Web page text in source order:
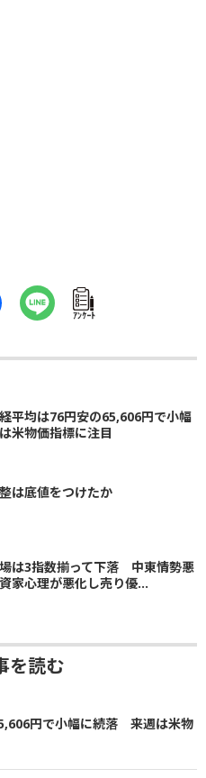
ｱﾝｹｰﾄ
経平均は76円安の65,606円で小幅
米物価指標に注目
は底値をつけたか
場は3指数揃って下落 中東情勢悪
家心理が悪化し売り優...
を読む
円で小幅に続落 来週は米物